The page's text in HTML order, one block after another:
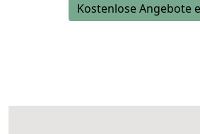
Kostenlose Angebote